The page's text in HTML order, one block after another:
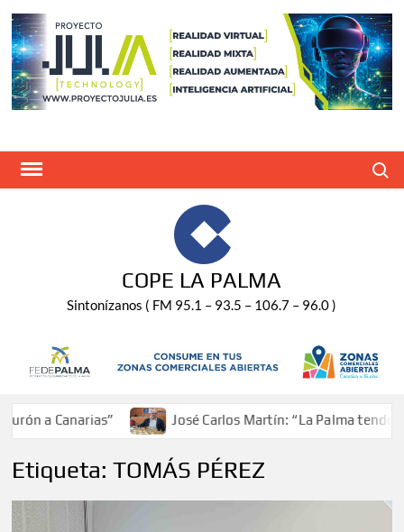
Saltar
contenido
COPE LA PALMA
Sintonízanos ( FM 95.1 – 93.5 – 106.7 – 96.0 )
a Canarias” José Carlos Martín: “La Palma tendrá
Etiqueta:TOMÁS PÉREZ